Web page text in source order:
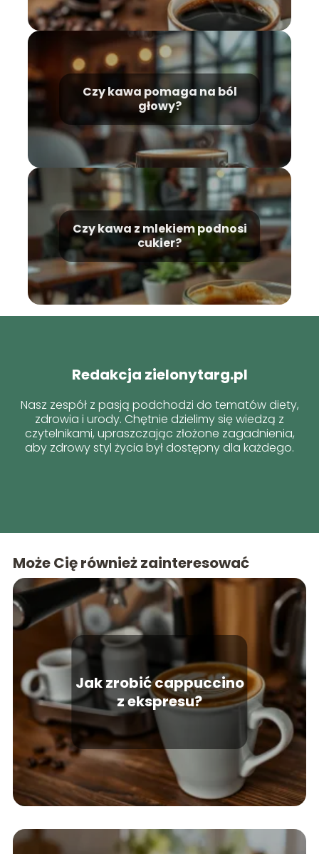
Czy kawa pomaga na ból
głowy?
Czy kawa z mlekiem podnosi
cukier?
Redakcja zielonytarg.pl
Nasz zespół z pasją podchodzi do tematów diety,
zdrowia i urody. Chętnie dzielimy się wiedzą z
czytelnikami, upraszczając złożone zagadnienia,
aby zdrowy styl życia był dostępny dla każdego.
Może Cię również zainteresować
Jak zrobić cappuccino
z ekspresu?